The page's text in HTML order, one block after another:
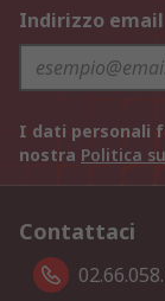
Indirizzo email
I dati personali
nostra Politica
Contattaci